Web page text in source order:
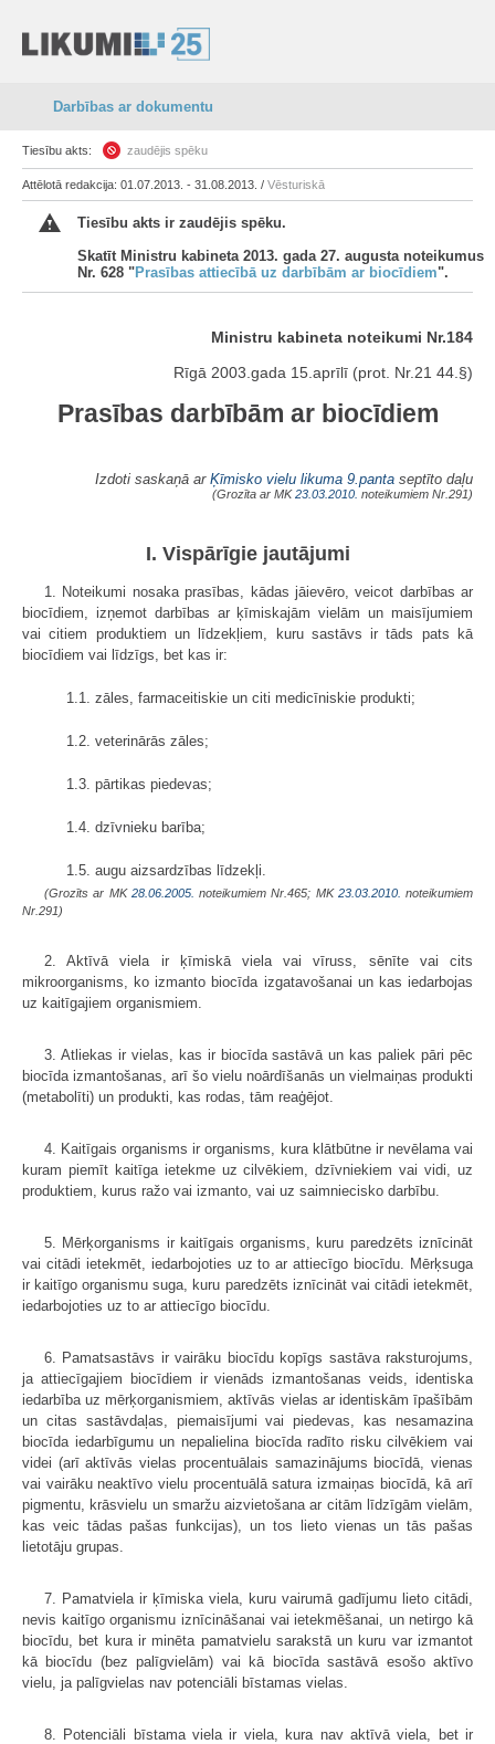
Darbības ar dokumentu
Tiesību akts: zaudējis spēku
Attēlotā redakcija: 01.07.2013. - 31.08.2013. / Vēsturiskā
Tiesību akts ir zaudējis spēku.
Skatīt Ministru kabineta 2013. gada 27. augusta noteikumus
Nr. 628 "Prasības attiecībā uz darbībām ar biocīdiem".
Ministru kabineta noteikumi Nr.184
Rīgā 2003.gada 15.aprīlī (prot. Nr.21 44.§)
Prasības darbībām ar biocīdiem
Izdoti saskaņā ar Ķīmisko vielu likuma 9.panta septīto daļu
(Grozīta ar MK23.03.2010. noteikumiem Nr.291)
I. Vispārīgie jautājumi
1. Noteikumi nosaka prasības, kādas jāievēro, veicot darbības ar
biocīdiem, izņemot darbības ar ķīmiskajām vielām un maisījumiem
vai citiem produktiem un līdzekļiem, kuru sastāvs ir tāds pats kā
biocīdiem vai līdzīgs, bet kas ir:
1.1. zāles, farmaceitiskie un citi medicīniskie produkti;
1.2. veterinārās zāles;
1.3. pārtikas piedevas;
1.4. dzīvnieku barība;
1.5. augu aizsardzības līdzekļi.
(Grozīts ar MK 28.06.2005. noteikumiem Nr.465; MK 23.03.2010. noteikumiem
Nr.291)
2. Aktīvā viela ir ķīmiskā viela vai vīruss, sēnīte vai cits
mikroorganisms, ko izmanto biocīda izgatavošanai un kas iedarbojas
uz kaitīgajiem organismiem.
3. Atliekas ir vielas, kas ir biocīda sastāvā un kas paliek pāri pēc
biocīda izmantošanas, arī šo vielu noārdīšanās un vielmaiņas produkti
(metabolīti) un produkti, kas rodas, tām reaģējot.
4. Kaitīgais organisms ir organisms, kura klātbūtne ir nevēlama vai
kuram piemīt kaitīga ietekme uz cilvēkiem, dzīvniekiem vai vidi, uz
produktiem, kurus ražo vai izmanto, vai uz saimniecisko darbību.
5. Mērķorganisms ir kaitīgais organisms, kuru paredzēts iznīcināt
vai citādi ietekmēt, iedarbojoties uz to ar attiecīgo biocīdu. Mērķsuga
ir kaitīgo organismu suga, kuru paredzēts iznīcināt vai citādi ietekmēt,
iedarbojoties uz to ar attiecīgo biocīdu.
6. Pamatsastāvs ir vairāku biocīdu kopīgs sastāva raksturojums,
ja attiecīgajiem biocīdiem ir vienāds izmantošanas veids, identiska
iedarbība uz mērķorganismiem, aktīvās vielas ar identiskām īpašībām
un citas sastāvdaļas, piemaisījumi vai piedevas, kas nesamazina
biocīda iedarbīgumu un nepalielina biocīda radīto risku cilvēkiem vai
videi (arī aktīvās vielas procentuālais samazinājums biocīdā, vienas
vai vairāku neaktīvo vielu procentuālā satura izmaiņas biocīdā, kā arī
pigmentu, krāsvielu un smaržu aizvietošana ar citām līdzīgām vielām,
kas veic tādas pašas funkcijas), un tos lieto vienas un tās pašas
lietotāju grupas.
7. Pamatviela ir ķīmiska viela, kuru vairumā gadījumu lieto citādi,
nevis kaitīgo organismu iznīcināšanai vai ietekmēšanai, un netirgo kā
biocīdu, bet kura ir minēta pamatvielu sarakstā un kuru var izmantot
kā biocīdu (bez palīgvielām) vai kā biocīda sastāvā esošo aktīvo
vielu, ja palīgvielas nav potenciāli bīstamas vielas.
8. Potenciāli bīstama viela ir viela, kura nav aktīvā viela, bet ir